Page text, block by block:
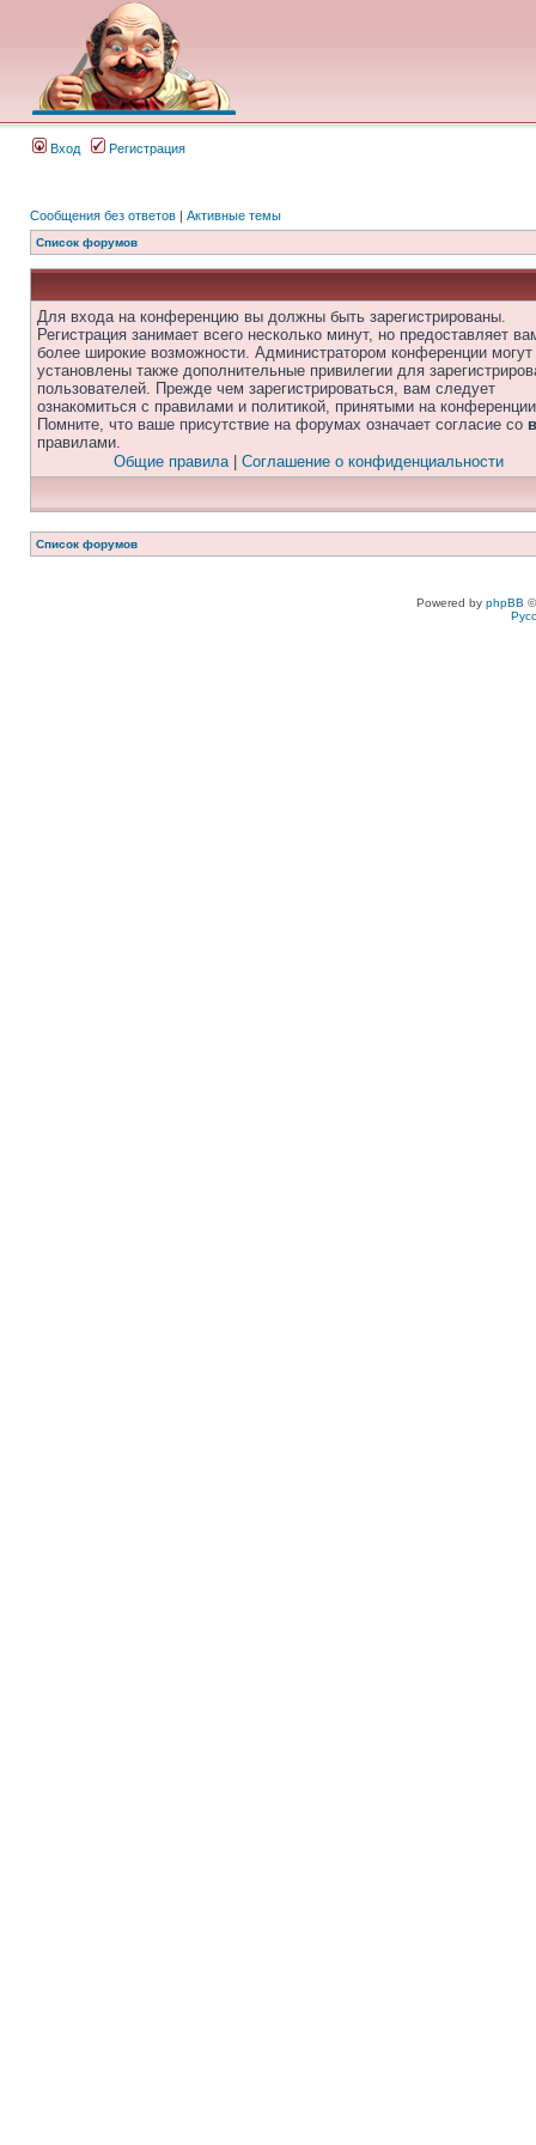
Вход Регистрация
Сообщения без ответов | Активные темы
Список форумов
Для входа на конференцию вы должны быть зарегистрированы.
Регистрация занимает всего несколько минут, но предоставляет
более широкие возможности. Администратором конференции
установлены также дополнительные привилегии для
пользователей. Прежде чем зарегистрироваться, вам следует
ознакомиться с правилами и политикой, принятыми на
Помните, что ваше присутствие на форумах означает согласие со
правилами.
Общие правила| Соглашение о конфиденциальности
Список форумов
Powered by phpBB